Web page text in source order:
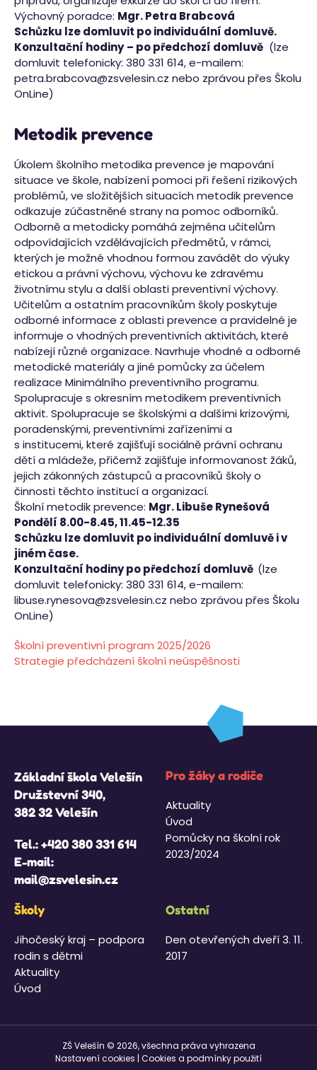
Výchovný poradce: Mgr. Petra Brabcová
Schůzku lze domluvit po individuální domluvě.
Konzultační hodiny – po předchozí domluvě (lze
domluvit telefonicky: 380 331 614, e-mailem:
petra.brabcova@zsvelesin.cz nebo zprávou přes Školu
OnLine)
Metodik prevence
Úkolem školního metodika prevence je mapování
situace ve škole, nabízení pomoci při řešení rizikových
problémů, ve složitějších situacích metodik prevence
odkazuje zúčastněné strany na pomoc odborníků.
Odborně a metodicky pomáhá zejména učitelům
odpovídajících vzdělávajících předmětů, v rámci,
kterých je možné vhodnou formou zavádět do výuky
etickou a právní výchovu, výchovu ke zdravému
životnímu stylu a další oblasti preventivní výchovy.
Učitelům a ostatním pracovníkům školy poskytuje
odborné informace z oblasti prevence a pravidelné je
informuje o vhodných preventivních aktivitách, které
nabízejí různé organizace. Navrhuje vhodné a odborné
metodické materiály a jiné pomůcky za účelem
realizace Minimálního preventivního programu.
Spolupracuje s okresním metodikem preventivních
aktivit. Spolupracuje se školskými a dalšími krizovými,
poradenskými, preventivními zařízeními a
s institucemi, které zajišťují sociálně právní ochranu
dětí a mládeže, přičemž zajišťuje informovanost žáků,
jejich zákonných zástupců a pracovníků školy o
činnosti těchto institucí a organizací.
Školní metodik prevence: Mgr. Libuše Rynešová
Pondělí 8.00-8.45, 11.45-12.35
Schůzku lze domluvit po individuální domluvě i v
jiném čase.
Konzultační hodiny po předchozí domluvě (lze
domluvit telefonicky: 380 331 614, e-mailem:
libuse.rynesova@zsvelesin.cz nebo zprávou přes Školu
OnLine)
Školní preventivní program 2025/2026
Strategie předcházení školní neúspěšnosti
Základní škola Velešín
Družstevní 340,
382 32 Velešín
Tel.:+420 380 331 614
E-mail:
mail@zsvelesin.cz
Pro žáky a rodiče
Aktuality
Úvod
Pomůcky na školní rok
2023/2024
Školy
Jihočeský kraj – podpora
rodin s dětmi
Aktuality
Úvod
Ostatní
Den otevřených dveří 3. 11.
2017
ZŠ Velešín © 2026, všechna práva vyhrazena
Nastavení cookies | Cookies a podmínky použití